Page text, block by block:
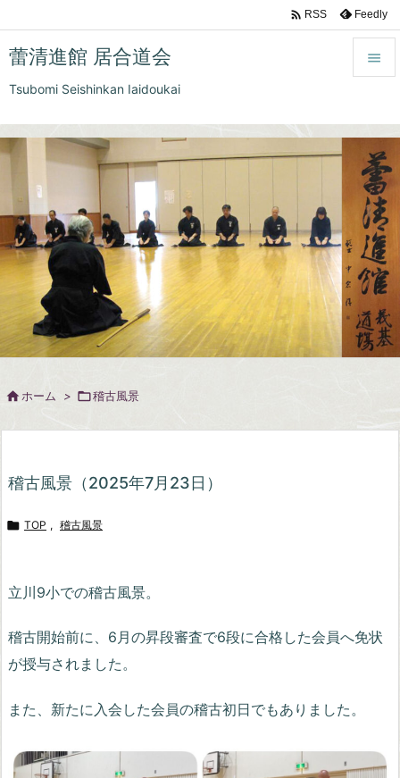
蕾清進館 居合道会
Tsubomi Seishinkan Iaidoukai


前へ

次へ

検索
 RSS Feedly
 ホーム > 稽古風景
稽古風景（2025年7月23日）
 TOP , 稽古風景
立川9小での稽古風景。
稽古開始前に、6月の昇段審査で6段に合格した会員へ免状
が授与されました。
また、新たに入会した会員の稽古初日でもありました。